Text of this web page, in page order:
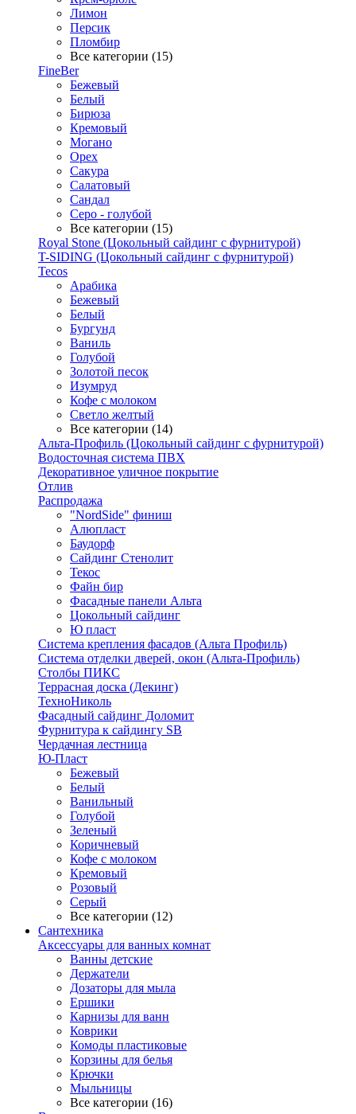
Лимон
Персик
Пломбир
Все категории (15)
FineBer
Бежевый
Белый
Бирюза
Кремовый
Могано
Орех
Сакура
Салатовый
Сандал
Серо - голубой
Все категории (15)
Royal Stone (Цокольный сайдинг с фурнитурой)
T-SIDING (Цокольный сайдинг с фурнитурой)
Tecos
Арабика
Бежевый
Белый
Бургунд
Ваниль
Голубой
Золотой песок
Изумруд
Кофе с молоком
Светло желтый
Все категории (14)
Альта-Профиль (Цокольный сайдинг с фурнитурой)
Водосточная система ПВХ
Декоративное уличное покрытие
Отлив
Распродажа
"NordSide" финиш
Алюпласт
Баудорф
Сайдинг Стенолит
Текос
Файн бир
Фасадные панели Альта
Цокольный сайдинг
Ю пласт
Система крепления фасадов (Альта Профиль)
Система отделки дверей, окон (Альта-Профиль)
Столбы ПИКС
Террасная доска (Декинг)
ТехноНиколь
Фасадный сайдинг Доломит
Фурнитура к сайдингу SB
Чердачная лестница
Ю-Пласт
Бежевый
Белый
Ванильный
Голубой
Зеленый
Коричневый
Кофе с молоком
Кремовый
Розовый
Серый
Все категории (12)
Сантехника
Аксессуары для ванных комнат
Ванны детские
Держатели
Дозаторы для мыла
Ершики
Карнизы для ванн
Коврики
Комоды пластиковые
Корзины для белья
Крючки
Мыльницы
Все категории (16)